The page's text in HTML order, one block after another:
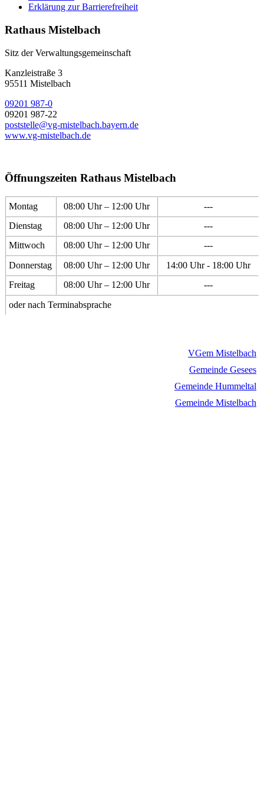
Erklärung zur Barrierefreiheit
Rathaus Mistelbach
Sitz der Verwaltungsgemeinschaft
Kanzleistraße 3
95511 Mistelbach
09201 987-0
09201 987-22
poststelle@vg-mistelbach.bayern.de
www.vg-mistelbach.de
Öffnungszeiten Rathaus Mistelbach
Montag 08:00 Uhr – 12:00 Uhr
---
Dienstag
08:00 Uhr – 12:00 Uhr
---
Mittwoch
08:00 Uhr – 12:00 Uhr
---
Donnerstag
08:00 Uhr – 12:00 Uhr
14:00 Uhr - 18:00 Uhr
Freitag
08:00 Uhr – 12:00 Uhr
---
oder nach Terminabsprache
VGem Mistelbach
Gemeinde Gesees
Gemeinde Hummeltal
Gemeinde Mistelbach